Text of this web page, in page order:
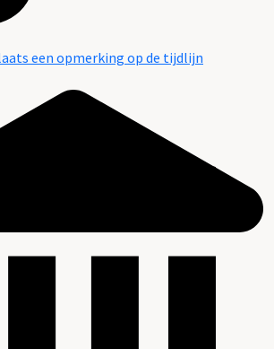
een opmerking op de tijdlijn